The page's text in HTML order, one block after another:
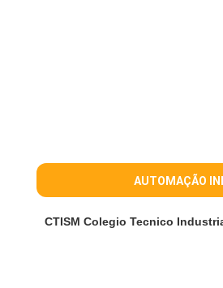
AUTOMAÇÃO
CTISM Colegio Tecnico